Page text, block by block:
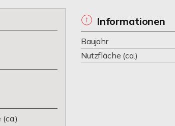
(ca.)
Informationen
Baujahr
Nutzfläche (ca.)